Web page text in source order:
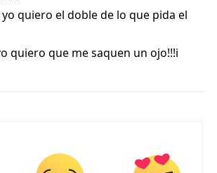
yo quiero el doble de lo que pida el
quiero que me saquen un ojo!!!i